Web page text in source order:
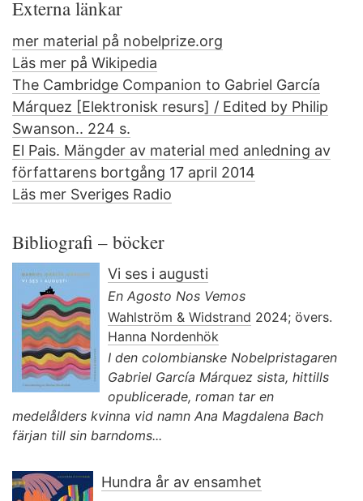
Externa länkar
mer material på nobelprize.org
Läs mer på Wikipedia
The Cambridge Companion to Gabriel García
Márquez [Elektronisk resurs] / Edited by Philip
Swanson.. 224 s.
El Pais. Mängder av material med anledning av
författarens bortgång 17 april 2014
Läs mer Sveriges Radio
Bibliografi – böcker
Vi ses i augusti
En Agosto Nos Vemos
Wahlström & Widstrand 2024; övers.
Hanna Nordenhök
I den colombianske Nobelpristagaren
Gabriel García Márquez sista, hittills
opublicerade, roman tar en
medelålders kvinna vid namn Ana Magdalena Bach
färjan till sin barndoms...
Hundra år av ensamhet